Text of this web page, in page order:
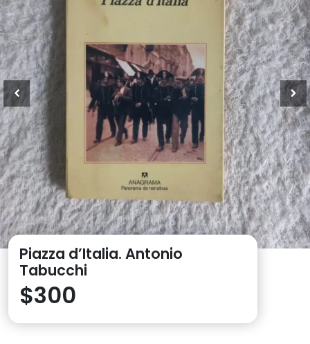
Piazza d’Italia. Antonio
Tabucchi
$300